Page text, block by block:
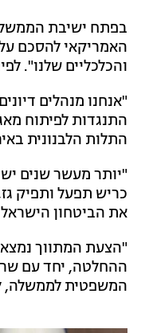
בפתח ישיבת
האמריקאי להסכם
והכלכליים שלנו".
"אנחנו מנהלים
התנגדות לפיתוח
התלות הלבנונית
"יותר מעשר שנים
כריש תפעל ותפיק
את הביטחון
"הצעת המתווך
ההחלטה, יחד עם שר
המשפטית לממשלה,